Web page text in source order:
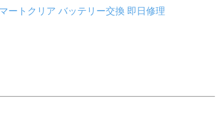
ートクリア バッテリー交換 即日修理